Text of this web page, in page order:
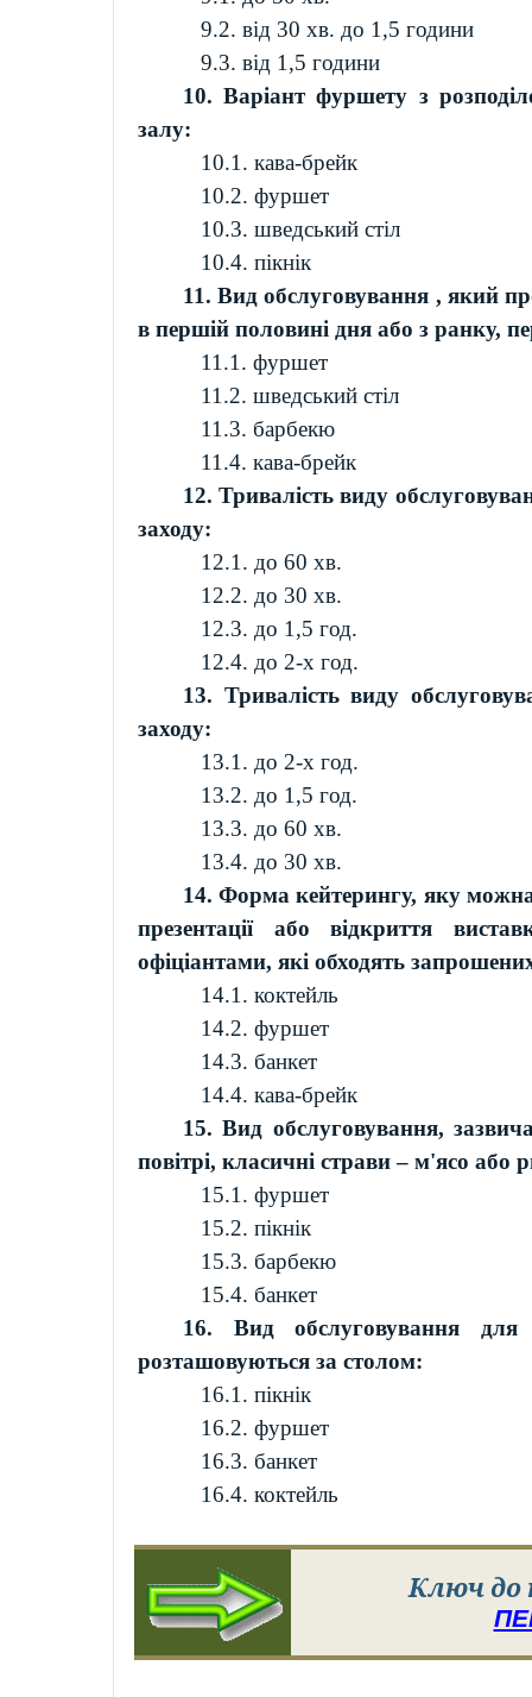
9.2. від 30 хв. до 1,5 години
9.3. від 1,5 години
10. Варіант фуршету з
залу:
10.1. кава-брейк
10.2. фуршет
10.3. шведський стіл
10.4. пікнік
11. Вид обслуговування , який
в першій половині дня або з ранку,
11.1. фуршет
11.2. шведський стіл
11.3. барбекю
11.4. кава-брейк
12. Тривалість виду
заходу:
12.1. до 60 хв.
12.2. до 30 хв.
12.3. до 1,5 год.
12.4. до 2-х год.
13. Тривалість виду
заходу:
13.1. до 2-х год.
13.2. до 1,5 год.
13.3. до 60 хв.
13.4. до 30 хв.
14. Формакейтерингу, яку можна
презентації або відкриття
офіціантами, які обходять
14.1. коктейль
14.2. фуршет
14.3. банкет
14.4. кава-брейк
15. Вид обслуговування,
повітрі, класичні страви – м'ясо або
15.1. фуршет
15.2. пікнік
15.3. барбекю
15.4. банкет
16. Вид обслуговування для
розташовуються за столом:
16.1. пікнік
16.2. фуршет
16.3. банкет
16.4. коктейль
Ключ до